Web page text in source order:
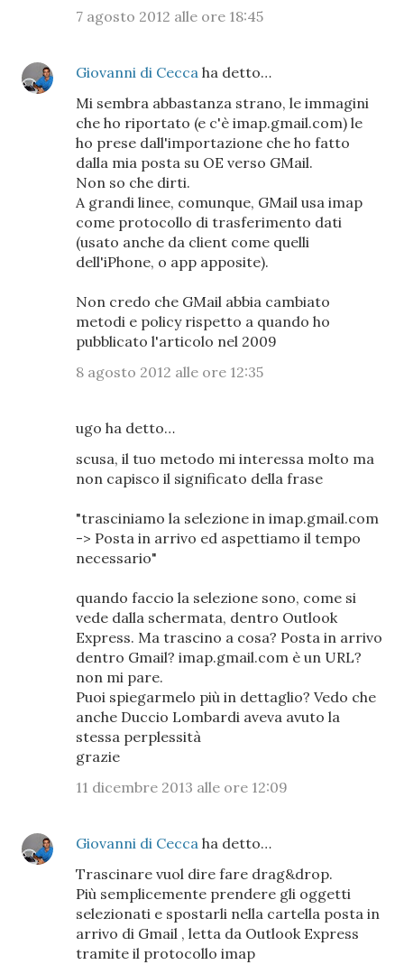
7 agosto 2012 alle ore 18:45
Giovanni di Cecca ha detto…
Mi sembra abbastanza strano, le immagini
che ho riportato (e c'è imap.gmail.com) le
ho prese dall'importazione che ho fatto
dalla mia posta su OE verso GMail.
Non so che dirti.
A grandi linee, comunque, GMail usa imap
come protocollo di trasferimento dati
(usato anche da client come quelli
dell'iPhone, o app apposite).
Non credo che GMail abbia cambiato
metodi e policy rispetto a quando ho
pubblicato l'articolo nel 2009
8 agosto 2012 alle ore 12:35
ugo ha detto…
scusa, il tuo metodo mi interessa molto ma
non capisco il significato della frase
"trasciniamo la selezione in imap.gmail.com
-> Posta in arrivo ed aspettiamo il tempo
necessario"
quando faccio la selezione sono, come si
vede dalla schermata, dentro Outlook
Express. Ma trascino a cosa? Posta in arrivo
dentro Gmail? imap.gmail.com è un URL?
non mi pare.
Puoi spiegarmelo più in dettaglio? Vedo che
anche Duccio Lombardi aveva avuto la
stessa perplessità
grazie
11 dicembre 2013 alle ore 12:09
Giovanni di Cecca ha detto…
Trascinare vuol dire fare drag&drop.
Più semplicemente prendere gli oggetti
selezionati e spostarli nella cartella posta in
arrivo di Gmail , letta da Outlook Express
tramite il protocollo imap